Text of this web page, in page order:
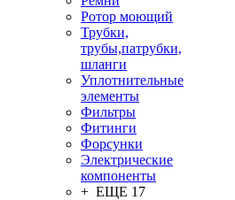
Ротор моющий
Трубки,
трубы,патрубки,
шланги
Уплотнительные
элементы
Фильтры
Фитинги
Форсунки
Электрические
компоненты
+ ЕЩЕ 17